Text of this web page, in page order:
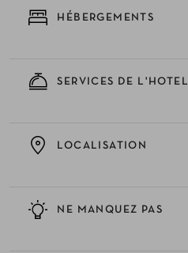
HÉBERGEMENTS
SERVICES DE L'HOTEL
NE MANQUEZ PAS
LOCALISATION